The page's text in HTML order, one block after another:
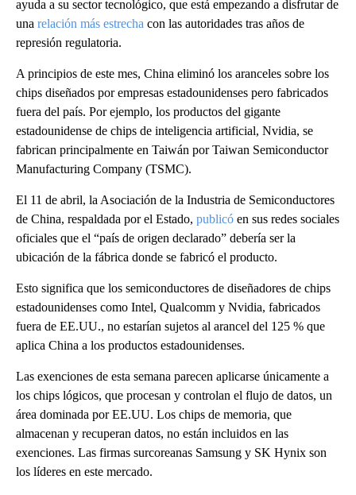
ayuda a su sector tecnológico, que está empezando a disfrutar de
una relación más estrecha con las autoridades tras años de
represión regulatoria.
A principios de este mes, China eliminó los aranceles sobre los
chips diseñados por empresas estadounidenses pero fabricados
fuera del país. Por ejemplo, los productos del gigante
estadounidense de chips de inteligencia artificial, Nvidia, se
fabrican principalmente en Taiwán por Taiwan Semiconductor
Manufacturing Company (TSMC).
El 11 de abril, la Asociación de la Industria de Semiconductores
de China, respaldada por el Estado, publicó en sus redes sociales
oficiales que el “país de origen declarado” debería ser la
ubicación de la fábrica donde se fabricó el producto.
Esto significa que los semiconductores de diseñadores de chips
estadounidenses como Intel, Qualcomm y Nvidia, fabricados
fuera de EE.UU., no estarían sujetos al arancel del 125 % que
aplica China a los productos estadounidenses.
Las exenciones de esta semana parecen aplicarse únicamente a
los chips lógicos, que procesan y controlan el flujo de datos, un
área dominada por EE.UU. Los chips de memoria, que
almacenan y recuperan datos, no están incluidos en las
exenciones. Las firmas surcoreanas Samsung y SK Hynix son
los líderes en este mercado.